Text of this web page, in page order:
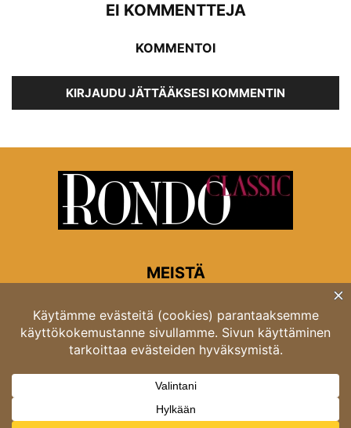
EI KOMMENTTEJA
KOMMENTOI
KIRJAUDU JÄTTÄÄKSESI KOMMENTIN
MEISTÄ
Rondon toimitus
Opastinsilta 6A 00520 Helsinki
Asiakaspalvelu: puh. 03 4246 5318
asiakaspalvelu@rondo.fi
Ota meihin yhteyttä:toimitus@rondo.fi